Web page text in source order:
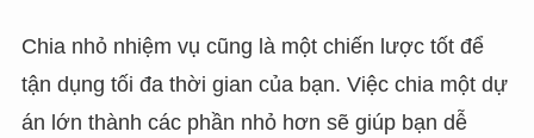
Chia nhỏ nhiệm vụ cũng là một chiến lược tốt để
tận dụng tối đa thời gian của bạn. Việc chia một dự
án lớn thành các phần nhỏ hơn sẽ giúp bạn dễ